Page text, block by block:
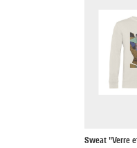
Sweat "Verre